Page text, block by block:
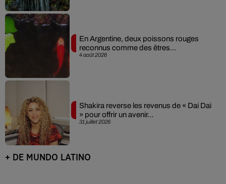
4 août 2026
En Argentine, deux poissons rouges
reconnus comme des êtres...
31 juillet 2026
Shakira reverse les revenus de « Dai Dai
» pour offrir un avenir...
+ DE MUNDO LATINO